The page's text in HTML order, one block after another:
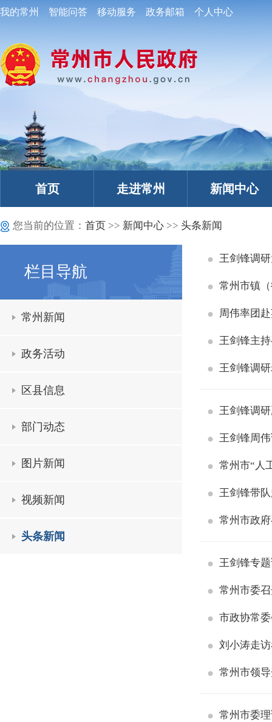
我的常州 智能问答 移动服务 政务邮箱 个人中心
首页 走进常州 新闻中心
您当前的位置： 首页 >> 新闻中心 >> 头条新闻
栏目导航
常州新闻
政务活动
区县信息
部门动态
图片新闻
视频新闻
头条新闻
王剑锋调
常州市镇
周伟率团
王剑锋主
王剑锋调
王剑锋调
王剑锋周
常州市“人
王剑锋带
常州市政
王剑锋专
常州市委
市政协常
刘小涛走
常州市领
常州市委